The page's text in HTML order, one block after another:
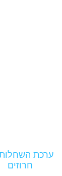
חרוזים